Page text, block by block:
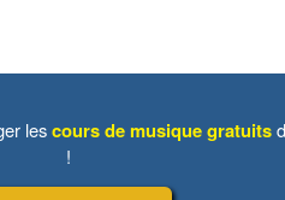
lescours de musique gratuits
!